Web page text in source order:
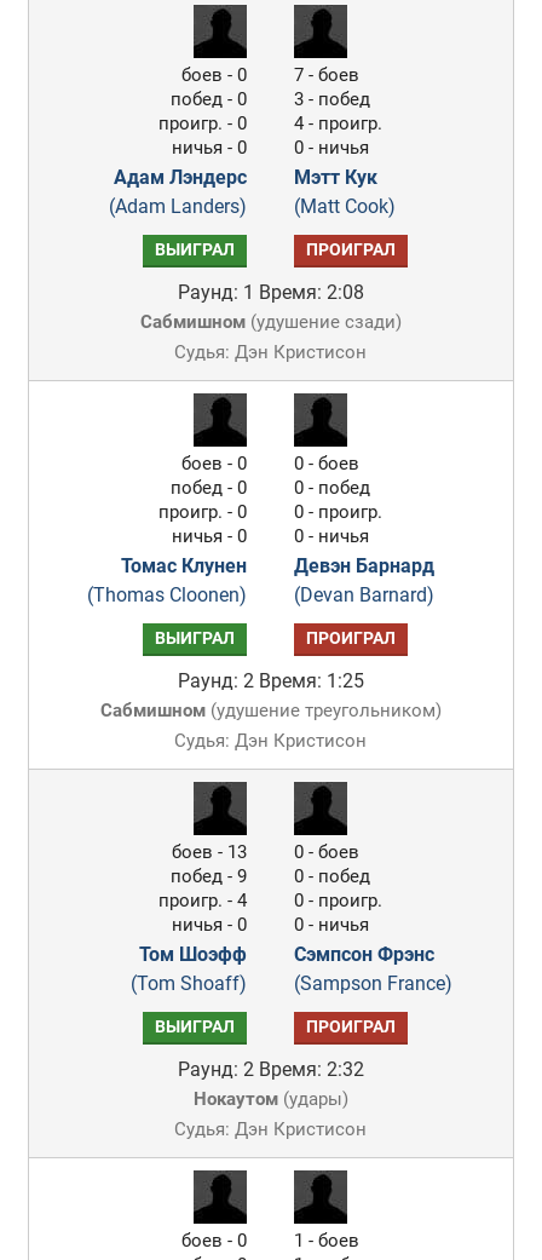
боев - 0
побед - 0
проигр. - 0
ничья - 0
Адам Лэндерс
(Adam Landers)
7 - боев
3 - побед
4 - проигр.
0 - ничья
Мэтт Кук
(Matt Cook)
ВЫИГРАЛ ПРОИГРАЛ
Раунд: 1 Время: 2:08
Сабмишном(удушение сзади)
Судья: Дэн Кристисон
боев - 0
побед - 0
проигр. - 0
ничья - 0
Томас Клунен
(Thomas Cloonen)
0 - боев
0 - побед
0 - проигр.
0 - ничья
Девэн Барнард
(Devan Barnard)
ВЫИГРАЛ ПРОИГРАЛ
Раунд: 2 Время: 1:25
Сабмишном(удушение треугольником)
Судья: Дэн Кристисон
боев - 13
побед - 9
проигр. - 4
ничья - 0
Том Шоэфф
(Tom Shoaff)
0 - боев
0 - побед
0 - проигр.
0 - ничья
Сэмпсон Фрэнс
(Sampson France)
ВЫИГРАЛ ПРОИГРАЛ
Раунд: 2 Время: 2:32
Нокаутом(удары)
Судья: Дэн Кристисон
боев - 0
1 - боев